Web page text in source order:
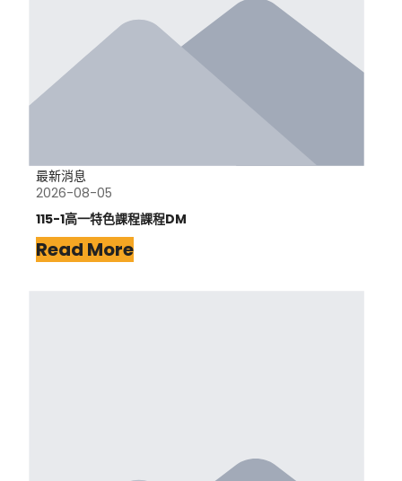
最新消息
2026-08-05
115-1高一特色課程課程DM
Read More